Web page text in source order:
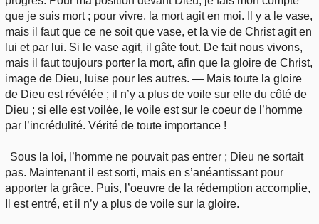
que je suis mort ; pour vivre, la mort agit en moi. Il y a le vase,
mais il faut que ce ne soit que vase, et la vie de Christ agit en
lui et par lui. Si le vase agit, il gâte tout. De fait nous vivons,
mais il faut toujours porter la mort, afin que la gloire de Christ,
image de Dieu, luise pour les autres. — Mais toute la gloire
de Dieu est révélée ; il n’y a plus de voile sur elle du côté de
Dieu ; si elle est voilée, le voile est sur le coeur de l’homme
par l’incrédulité. Vérité de toute importance !
Sous la loi, l’homme ne pouvait pas entrer ; Dieu ne sortait
pas. Maintenant il est sorti, mais en s’anéantissant pour
apporter la grâce. Puis, l’oeuvre de la rédemption accomplie,
Il est entré, et il n’y a plus de voile sur la gloire.